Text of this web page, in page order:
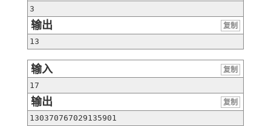
3
输出
复制
13
输入
复制
17
输出
复制
130370767029135901